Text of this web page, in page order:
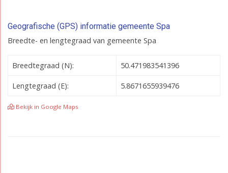
Geografische (GPS) informatie gemeente Spa
Breedte- en lengtegraad van gemeente Spa
Breedtegraad (N): 50.471983541396
Lengtegraad (E): 5.8671655939476
Bekijk in Google Maps